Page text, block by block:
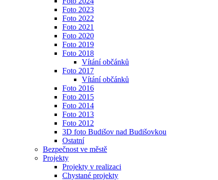
Foto 2023
Foto 2022
Foto 2021
Foto 2020
Foto 2019
Foto 2018
Vítání občánků
Foto 2017
Vítání občánků
Foto 2016
Foto 2015
Foto 2014
Foto 2013
Foto 2012
3D foto Budišov nad Budišovkou
Ostatní
Bezpečnost ve městě
Projekty
Projekty v realizaci
Chystané projekty